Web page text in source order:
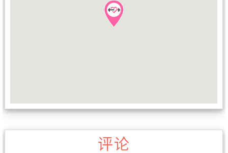
评论